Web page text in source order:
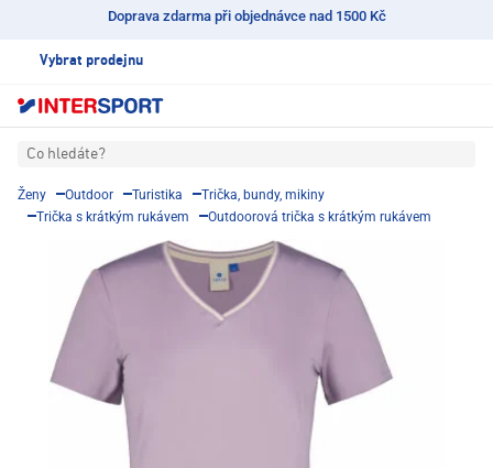
Doprava zdarma při objednávce nad 1500 Kč
Vybrat prodejnu
Co hledáte?
Ženy Outdoor Turistika
Trička, bundy, mikiny
Trička s krátkým rukávem
Outdoorová trička s krátkým rukávem